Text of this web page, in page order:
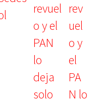
rev
uel
o y
el
PA
N lo